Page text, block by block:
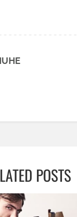
POSTS